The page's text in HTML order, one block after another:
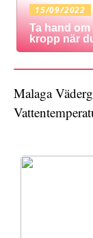
15/09/2022
Ta hand om
kropp när
Malaga